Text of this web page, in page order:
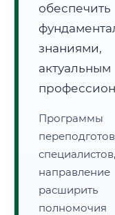
Расчет логистики
• Маршрут транзита:~3
• Экспресс-доставка
📜 Документы и
🔍Нажмите на